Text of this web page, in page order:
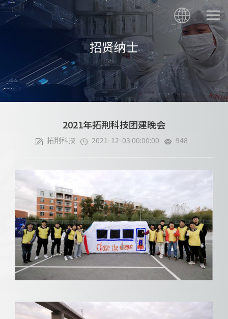
招贤纳士
2021年拓荆科技团建晚会
拓荆科技 2021-12-03 00:00:00 948